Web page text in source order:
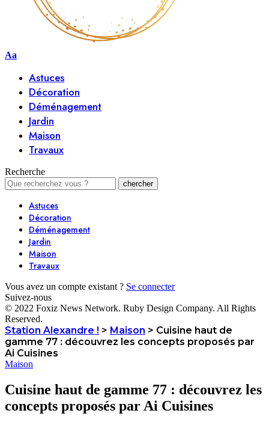
Aa
Astuces
Décoration
Déménagement
Jardin
Maison
Travaux
Recherche
Astuces
Décoration
Déménagement
Jardin
Maison
Travaux
Vous avez un compte existant ? Se connecter
Suivez-nous
© 2022 Foxiz News Network. Ruby Design Company. All Rights
Reserved.
Station Alexandre ! > Maison > Cuisine haut de
gamme 77 : découvrez les concepts proposés par
Ai Cuisines
Maison
Cuisine haut de gamme 77 : découvrez les
concepts proposés par Ai Cuisines